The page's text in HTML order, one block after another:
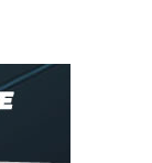
base para